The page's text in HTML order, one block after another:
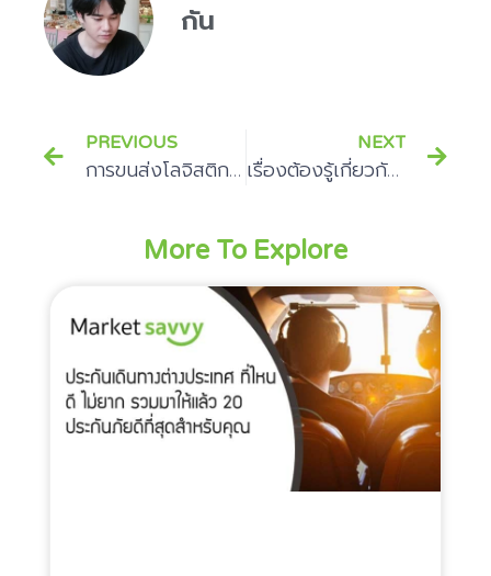
กัน
PREVIOUS
การขนส่งโลจิสติกส์ คืออะไร สร้างประโยชน์ต่อองค์กรมากเพียงใด
NEXT
เรื่องต้องรู้เกี่ยวกับ กฎหมาย GPS
More To Explore